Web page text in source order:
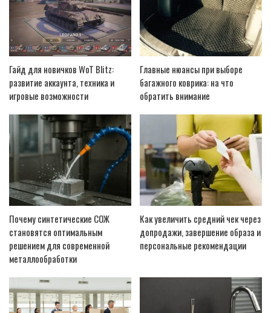
Гайд для новичков WoT Blitz:
развитие аккаунта, техника и
игровые возможности
Главные нюансы при выборе
багажного коврика: на что
обратить внимание
Почему синтетические СОЖ
становятся оптимальным
решением для современной
металлообработки
Как увеличить средний чек через
допродажи, завершение образа и
персональные рекомендации